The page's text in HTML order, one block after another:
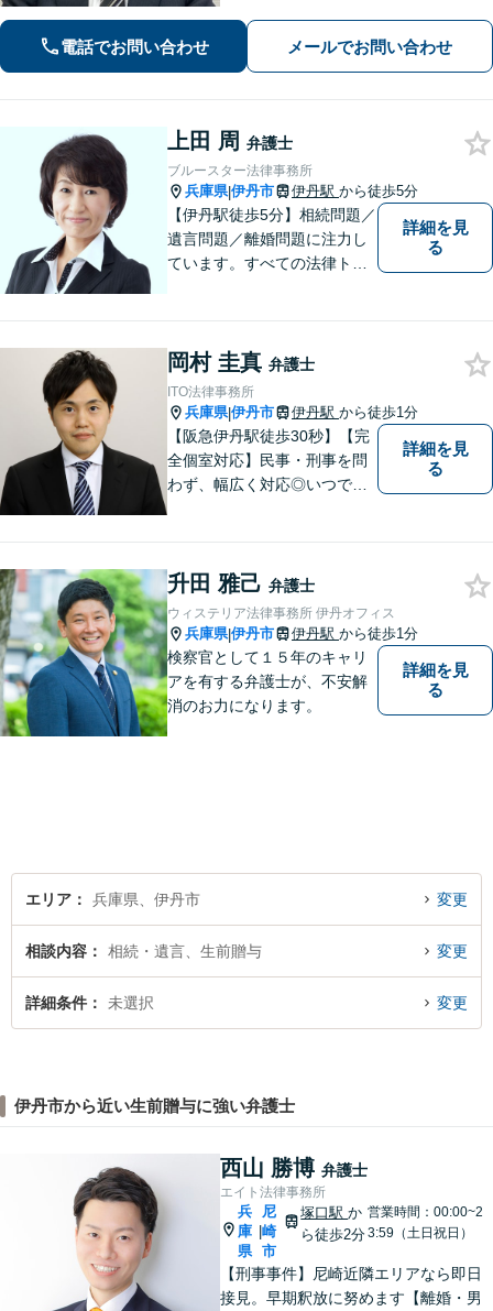
／刑事事件（被害者側も対応）／相続
／離婚問題など。まずはお気軽にご相
電話でお問い合わせ メールでお問い合わせ
上田 周 弁護士
ブルースター法律事務所
兵庫県|伊丹市 伊丹駅 から徒歩5分
【伊丹駅徒歩5分】相続問題／
遺言問題／離婚問題に注力し
ています。すべての法律トラ
様と信頼関係を築いて紛争解
決し、解決後の人生を幸せに
過ごして頂きたいと願いを込
めています。
詳細を見
る
岡村 圭真 弁護士
ITO法律事務所
兵庫県|伊丹市 伊丹駅 から徒歩1分
【阪急伊丹駅徒歩30秒】【完
全個室対応】民事・刑事を問
わず、幅広く対応◎いつでも
れず、尽力してまいります。
【メーカー法務経験あり】
詳細を見
る
升田 雅己 弁護士
ウィステリア法律事務所 伊丹オフィス
兵庫県|伊丹市 伊丹駅 から徒歩1分
検察官として１５年のキャリ
アを有する弁護士が、不安解
消のお力になります。
詳細を見
る
エリア 兵庫県、伊丹市 変更
相談内容 相続・遺言、生前贈与 変更
詳細条件 未選択 変更
伊丹市から近い生前贈与に強い弁護士
西山 勝博 弁護士
エイト法律事務所
兵
庫
県
|
尼
崎
市
塚口駅か
ら徒歩2分
営業時間：00:00~2
3:59（土日祝日）
【刑事事件】尼崎近隣エリアなら即日
接見。早期釈放に努めます【離婚・男